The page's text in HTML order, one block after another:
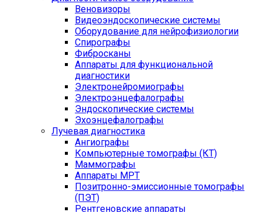
Веновизоры
Видеоэндоскопические системы
Оборудование для нейрофизиологии
Спирографы
Фибросканы
Аппараты для функциональной
диагностики
Электронейромиографы
Электроэнцефалографы
Эндоскопические системы
Эхоэнцефалографы
Лучевая диагностика
Ангиографы
Компьютерные томографы (КТ)
Маммографы
Аппараты МРТ
Позитронно-эмиссионные томографы
(ПЭТ)
Рентгеновские аппараты